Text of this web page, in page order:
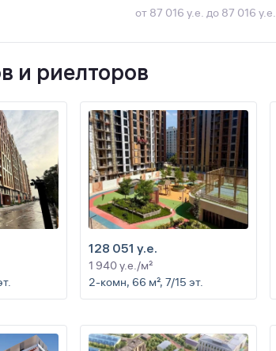
от 87 016 у.е. до 87 016 у.е.
и риелторов
128 051 y.e.
1 940 y.e./м²
2-комн, 66 м², 7/15 эт.